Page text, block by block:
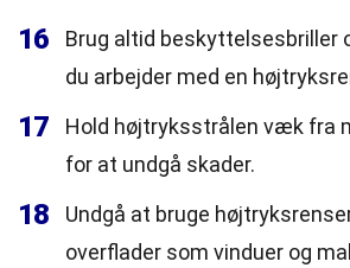
16
Brug altid beskyttelsesbriller
du arbejder med en
17
Hold højtryksstrålen væk fra
for at undgå skader.
18
Undgå at bruge
overflader som vinduer og